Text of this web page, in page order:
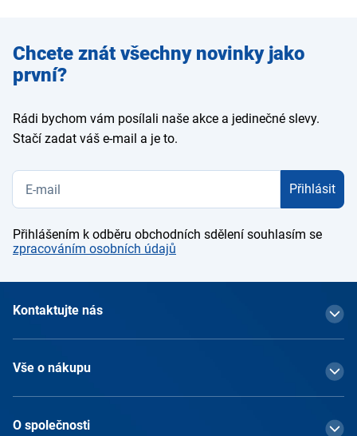
Zadejte
e-mail
Chcete znát všechny novinky jako
první?
Rádi bychom vám posílali naše akce a jedinečné slevy.
Stačí zadat váš e-mail a je to.
Přihlásit
Přihlášením k odběru obchodních sdělení souhlasím se
zpracováním osobních údajů
Kontaktujte nás
Vše o nákupu
O společnosti